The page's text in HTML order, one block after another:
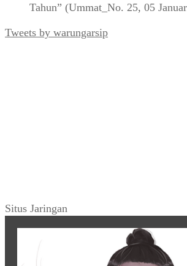
Tahun” (Ummat_No. 25, 05
Tweets by warungarsip
Situs Jaringan